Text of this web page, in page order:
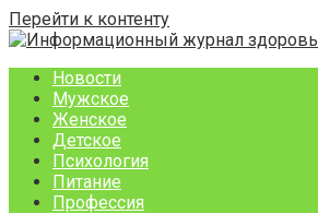
Перейти к контенту
Новости
Мужское
Женское
Детское
Психология
Питание
Профессия